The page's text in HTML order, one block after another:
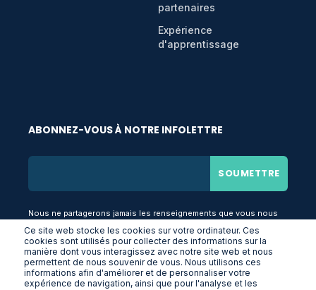
Ce site web stocke les cookies sur votre ordinateur. Ces
cookies sont utilisés pour collecter des informations sur la
manière dont vous interagissez avec notre site web et nous
permettent de nous souvenir de vous. Nous utilisons ces
informations afin d'améliorer et de personnaliser votre
expérience de navigation, ainsi que pour l'analyse et les
partenaires
Expérience
d'apprentissage
ABONNEZ-VOUS À NOTRE INFOLETTRE
Nous ne partagerons jamais les renseignements que vous nous
fournissez.